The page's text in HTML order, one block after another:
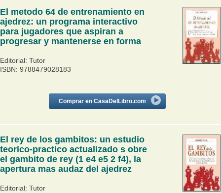
El metodo 64 de entrenamiento en
ajedrez: un programa interactivo
para jugadores que aspiran a
progresar y mantenerse en forma
Editorial: Tutor
ISBN: 9788479028183
Comprar en CasaDelLibro.com
El rey de los gambitos: un estudio
teorico-practico actualizado s obre
el gambito de rey (1 e4 e5 2 f4), la
apertura mas audaz del ajedrez
Editorial: Tutor